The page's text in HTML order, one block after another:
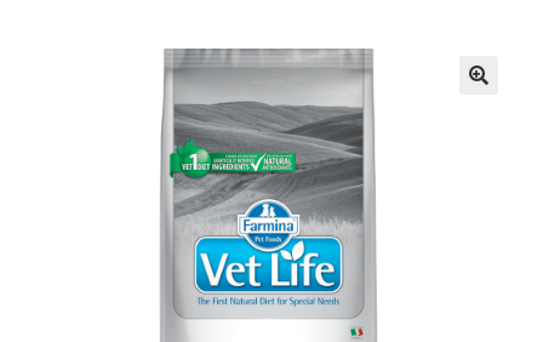
Malá zvířata — Klece, krmivo, vybavení